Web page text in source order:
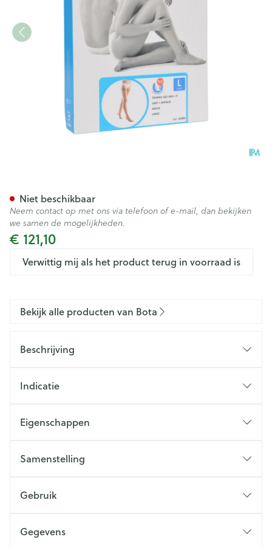
€ 121,10
Verwittig mij als het product terug in voorraad is
Niet beschikbaar
Neem contact op met ons via telefoon of e-mail, dan bekijken
we samen de mogelijkheden.
Bekijk alle producten van Bota
Beschrijving
Indicatie
Eigenschappen
Samenstelling
Gebruik
Gegevens